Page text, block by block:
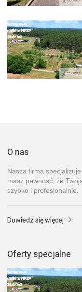
O nas
Nasza firma
masz pewność, że
szybko i profesjonalnie.
Dowiedz się więcej
Oferty specjalne